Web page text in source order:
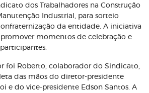
dos Trabalhadores na Construção
Industrial, para sorteio
da entidade. A iniciativa
momentos de celebração e
foi Roberto, colaborador do Sindicato,
das mãos do diretor-presidente
e do vice-presidente Edson Santos. A